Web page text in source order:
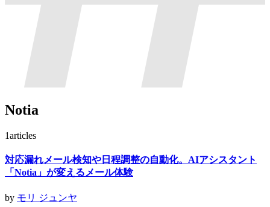
Notia
1articles
対応漏れメール検知や日程調整の自動化。AIアシスタント
「Notia」が変えるメール体験
by モリ ジュンヤ